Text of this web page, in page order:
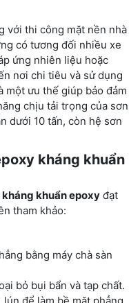
với thi công mặt nền nhà
có tương đối nhiều xe
ứng nhiên liệu hoặc
nơi chi tiêu và sử dụng
một ưu thế giúp bảo đảm
chịu tải trọng của sơn
dưới 10 tấn, còn hệ sơn
kháng khuẩn
kháng khuẩn epoxy đạt
tham khảo:
bằng máy chà sàn
bỏ bụi bẩn và tạp chất.